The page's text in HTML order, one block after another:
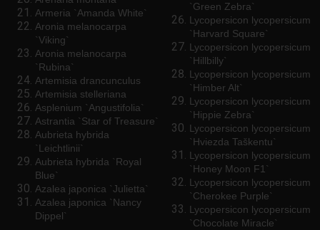
Armeria `Amanda White`
Aronia melanocarpa
`Viking`
Aronia melanocarpa
`Rubina`
Artemisia drancunculus
Artemisia stelleriana
Asplenium `Angustifolia`
Astrantia `Star of Treasure`
Aubrieta hybrida
`Leichtlinii`
Aubrieta hybrida `Royal
Blue`
Azalea japonica `Julietta`
Azalea japonica `Nancy
Dippel`
`Green Zebra`
Lycopersicon lycopersicum
`Harvard Square`
Lycopersicon lycopersicum
`Hillbilly`
Lycopersicon lycopersicum
`Himber Alt`
Lycopersicon lycopersicum
`Hippie Zebra`
Lycopersicon lycopersicum
`Hviezda Taškentu`
Lycopersicon lycopersicum
`Honey Moon F1`
Lycopersicon lycopersicum
`Cherokee Purple`
Lycopersicon lycopersicum
`Chocolate Miracle`